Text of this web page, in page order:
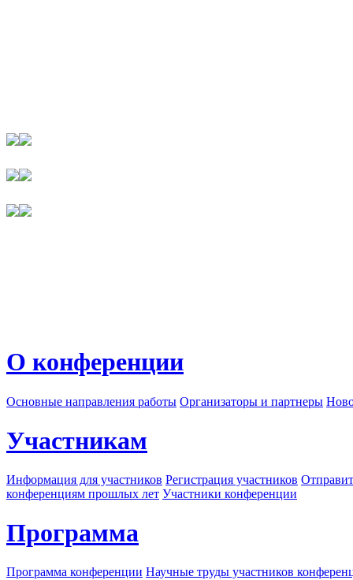
О конференции
Основные направления работы Организаторы и партнеры
Участникам
Информация для участников Регистрация участников
конференциям прошлых лет Участники конференции
Программа
Программа конференции Научные труды участников